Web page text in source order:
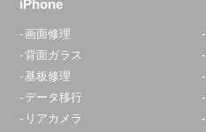
青砥店
定休日：水曜日
iPhone
画面修理
背面ガラス
基板修理
データ移行
リアカメラ